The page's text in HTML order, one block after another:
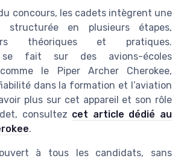
concours, les cadets intègrent une
structurée en plusieurs étapes,
théoriques et pratiques.
se fait sur des avions-écoles
le Piper Archer Cherokee,
dans la formation et l’aviation
plus sur cet appareil et son rôle
consultez cet article dédié au
.
ouvert à tous les candidats, sans